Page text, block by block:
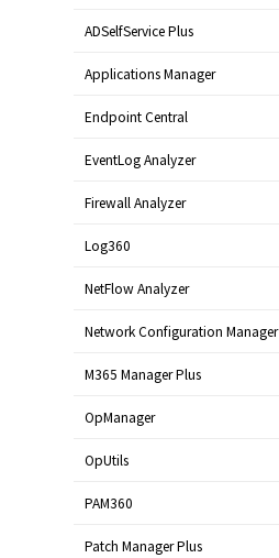
ADSelfService Plus
Applications Manager
Endpoint Central
EventLog Analyzer
Firewall Analyzer
Log360
NetFlow Analyzer
Network Configuration Manager
M365 Manager Plus
OpManager
OpUtils
PAM360
Patch Manager Plus